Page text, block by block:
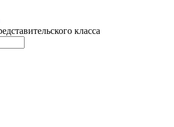
класса